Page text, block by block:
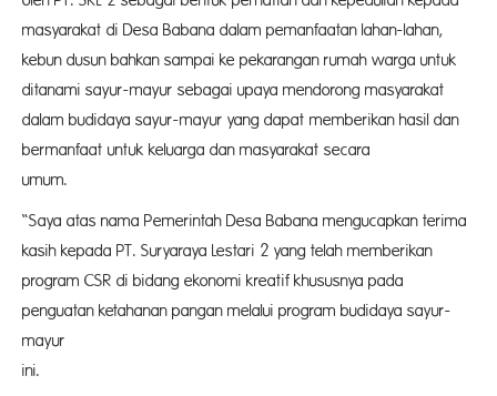
masyarakat di Desa Babana dalam pemanfaatan lahan-lahan,
kebun dusun bahkan sampai ke pekarangan rumah warga untuk
ditanami sayur-mayur sebagai upaya mendorong masyarakat
dalam budidaya sayur-mayur yang dapat memberikan hasil dan
bermanfaat untuk keluarga dan masyarakat secara
“Saya atas nama Pemerintah Desa Babana mengucapkan terima
kasih kepada PT. Suryaraya Lestari 2 yang telah memberikan
program CSR di bidang ekonomi kreatif khususnya pada
penguatan ketahanan pangan melalui program budidaya sayur-
mayur